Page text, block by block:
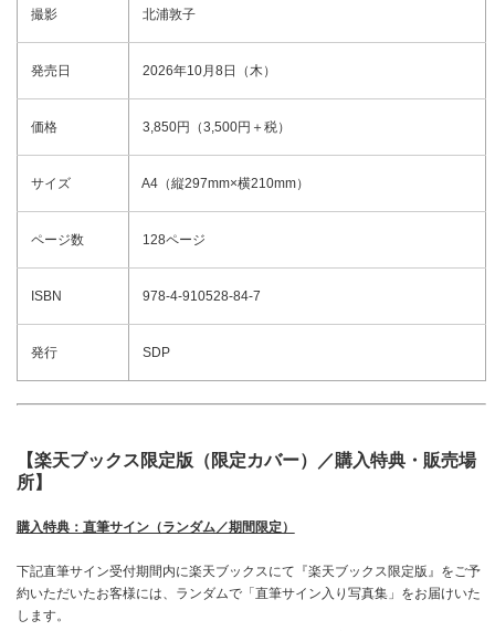
撮影 北浦敦子
発売日 2026年10月8日（木）
価格 3,850円（3,500円＋税）
サイズ A4（縦297mm×横210mm）
ページ数 128ページ
ISBN 978-4-910528-84-7
発行 SDP
【楽天ブックス限定版 （限定カバー）
／購入特典・販売場
所】
購入特典：直筆サイン（ランダム／期間限定）
下記直筆サイン受付期間内に楽天ブックスにて『楽天ブックス限定版』をご予
約いただいたお客様には、ランダムで「直筆サイン入り写真集」をお届けいた
します。